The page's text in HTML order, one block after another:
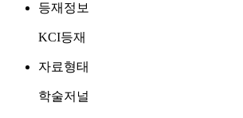
등재정보
KCI등재
자료형태
학술저널